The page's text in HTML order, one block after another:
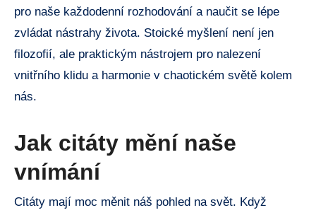
pro naše každodenní rozhodování a naučit se lépe
zvládat nástrahy života. Stoické myšlení není jen
filozofií, ale praktickým nástrojem pro nalezení
vnitřního klidu a harmonie v chaotickém světě kolem
nás.
Jak citáty mění naše
vnímání
Citáty mají moc měnit náš pohled na svět. Když